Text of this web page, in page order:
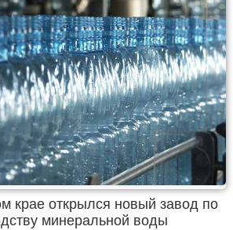
крае открылся новый завод по
минеральной воды